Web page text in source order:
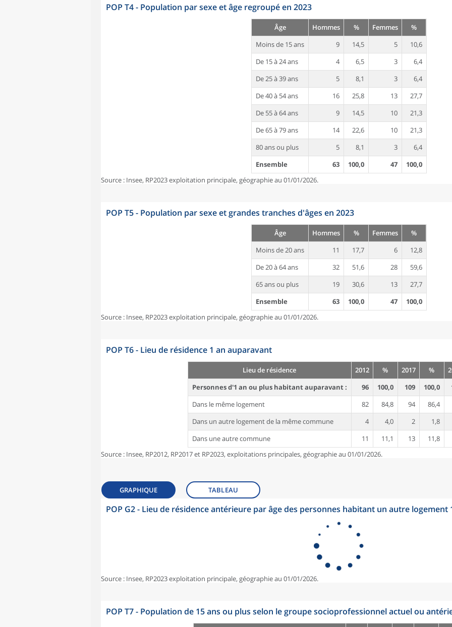
POP T4 - Population par sexe et âge regroupé en 2023
Âge Hommes % Femmes
%
Moins de 15 ans
9 14,5 5
10,6
De 15 à 24 ans
4 6,5 3
6,4
De 25 à 39 ans
5 8,1 3
6,4
De 40 à 54 ans
16 25,8 13
27,7
De 55 à 64 ans
9 14,5 10
21,3
De 65 à 79 ans
14 22,6 10
21,3
80 ans ou plus
5 8,1 3
6,4
Ensemble
63 100,0 47
100,0
Source : Insee, RP2023 exploitation principale, géographie au 01/01/2026.
POP T5 - Population par sexe et grandes tranches d'âges en 2023
Âge Hommes % Femmes
%
Moins de 20 ans
11 17,7 6
12,8
De 20 à 64 ans
32 51,6 28
59,6
65 ans ou plus
19 30,6 13
27,7
Ensemble
63 100,0 47
100,0
Source : Insee, RP2023 exploitation principale, géographie au 01/01/2026.
POP T6 - Lieu de résidence 1 an auparavant
Lieu de résidence 2012 % 2017 %
Personnes d'1 an ou plus habitant auparavant :
96 100,0 109 100,0
Dans le même logement
82 84,8 94
86,4
Dans un autre logement de la même commune
4 4,0 2
1,8
Dans une autre commune
11 11,1 13
11,8
Source : Insee, RP2012, RP2017 et RP2023, exploitations principales, géographie au 01/01/2026.
GRAPHIQUE TABLEAU
POP G2 - Lieu de résidence antérieure par âge des personnes habitant un autre logement
Source : Insee, RP2023 exploitation principale, géographie au 01/01/2026.
POP T7 - Population de 15 ans ou plus selon le groupe socioprofessionnel actuel ou